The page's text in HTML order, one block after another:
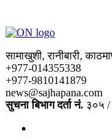
सामाखुशी, रानीबारी,
+977-014355338
+977-9810141879
news@sajhapana.com
सुचना बिभाग दर्ता नं. ३०५